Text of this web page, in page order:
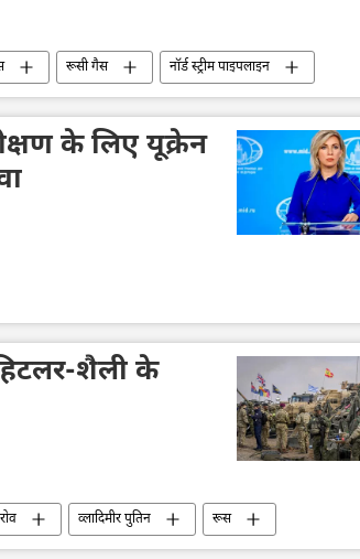
रूसी गैस
नॉर्ड स्ट्रीम पाइपलाइन
के लिए यूक्रेन
शैली के
व्लादिमीर पुतिन
रूस
संघ नाटो